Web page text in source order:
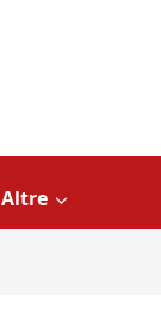
Altre